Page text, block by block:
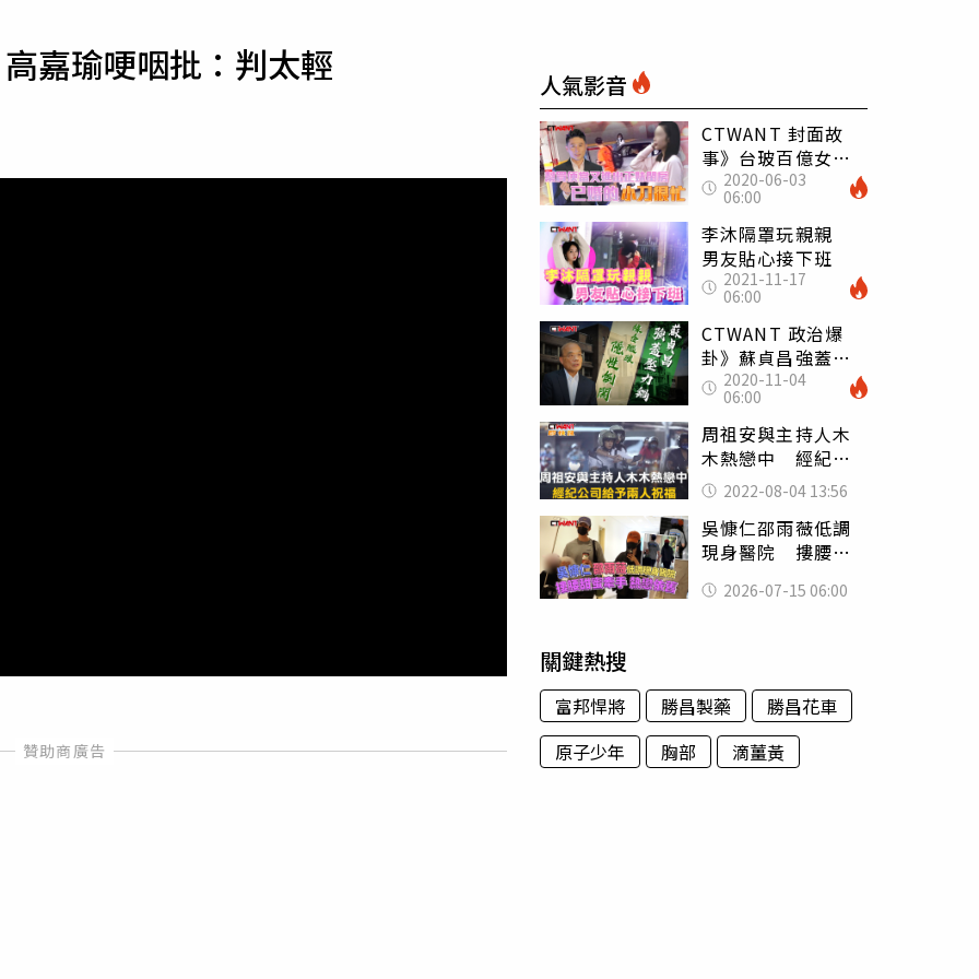
運勢
嘉瑜哽咽批：判太輕 人氣影音
CTWANT 封面故
事》台玻百億女婿
有桃花 小刀入夜
直搗正妹香閨
2020-06-03
06:00
李沐隔罩玩親親
男友貼心接下班
2021-11-17
06:00
CTWANT 政治爆
卦》蘇貞昌強蓋壓
力鍋 綠委醞釀隱
性倒閣
2020-11-04
06:00
周祖安與主持人木
木熱戀中 經紀公
司給予兩人祝福
2022-08-04 13:56
吳慷仁邵雨薇低調
現身醫院 摟腰甜
2026-07-15 06:00
關鍵熱搜
富邦悍將 勝昌製藥
勝昌花車
原子少年
胸部 滴薑黃